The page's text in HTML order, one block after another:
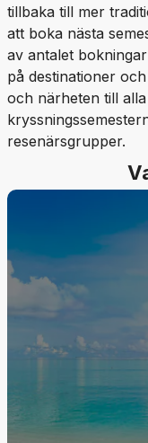
tillbaka till mer
att boka nästa
av antalet
på destinationer
och närheten till
resenärsgrupper.